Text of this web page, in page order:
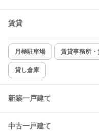
賃貸
月極駐車場 賃貸事務所
貸し倉庫
新築一戸建て
中古一戸建て